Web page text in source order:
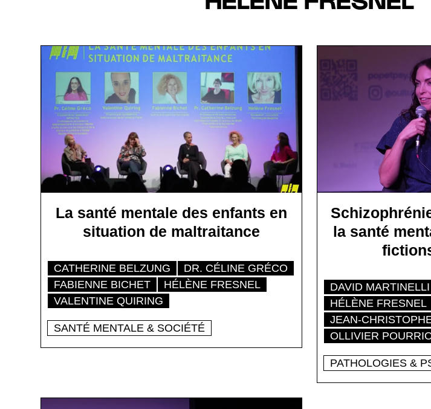
La santé mentale des enfants en
situation de maltraitance
CATHERINE BELZUNG
DR. CÉLINE GRÉCO
FABIENNE BICHET
HÉLÈNE FRESNEL
VALENTINE QUIRING
SANTÉ MENTALE & SOCIÉTÉ
la santé
DAVID MARTINELLI
HÉLÈNE FRESNEL
JEAN-
OLLIVIER
PATHOLOGIES &